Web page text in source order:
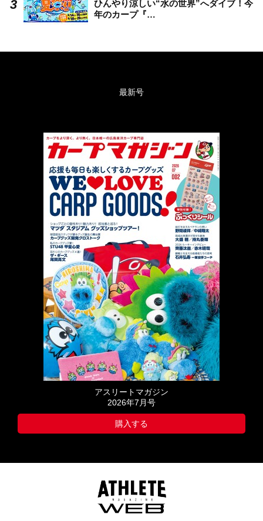
ひんやり涼しい“水の世界”へダイブ！今
年のカープ『…
最新号
アスリートマガジン
2026年7月号
購入する